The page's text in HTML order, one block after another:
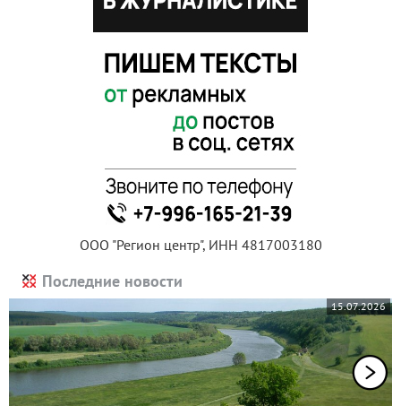
ООО "Регион центр", ИНН 4817003180
Последние новости
15.07.2026